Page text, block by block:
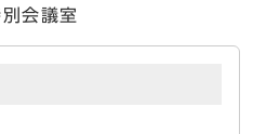
会議室